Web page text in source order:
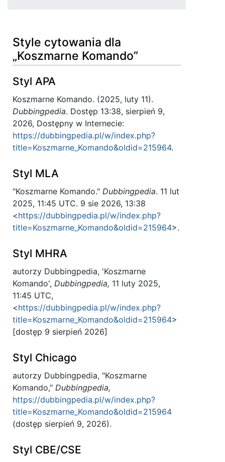
Style cytowania dla
„Koszmarne Komando”
Styl APA
Koszmarne Komando. (2025, luty 11).
Dubbingpedia. Dostęp 13:38, sierpień 9,
2026, Dostępny w Internecie:
https://dubbingpedia.pl/w/index.php?
title=Koszmarne_Komando&oldid=215964.
Styl MLA
"Koszmarne Komando." Dubbingpedia. 11 lut
2025, 11:45 UTC. 9 sie 2026, 13:38
<https://dubbingpedia.pl/w/index.php?
title=Koszmarne_Komando&oldid=215964>.
Styl MHRA
autorzy Dubbingpedia, 'Koszmarne
Komando', Dubbingpedia, 11 luty 2025,
11:45 UTC,
<https://dubbingpedia.pl/w/index.php?
title=Koszmarne_Komando&oldid=215964>
[dostęp 9 sierpień 2026]
Styl Chicago
autorzy Dubbingpedia, "Koszmarne
Komando," Dubbingpedia,
https://dubbingpedia.pl/w/index.php?
title=Koszmarne_Komando&oldid=215964
(dostęp sierpień 9, 2026).
Styl CBE/CSE